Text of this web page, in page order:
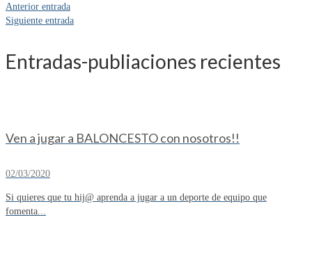
Anterior entrada
Siguiente entrada
Entradas-publiaciones recientes
Ven a jugar a BALONCESTO con nosotros!!
02/03/2020
Si quieres que tu hij@ aprenda a jugar a un deporte de equipo que
fomenta...